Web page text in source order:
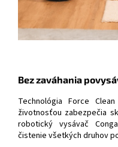
Bez zaváhania
Technológia Force
životnosťou zabezpečia
robotický vysávač
čistenie všetkých druhov